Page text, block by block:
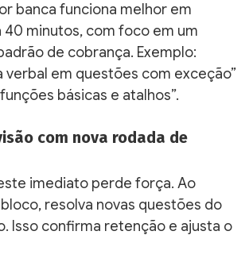
banca funciona melhor em
40 minutos, com foco em um
de cobrança. Exemplo:
verbal em questões com exceção”
básicas e atalhos”.
com nova rodada de
imediato perde força. Ao
resolva novas questões do
Isso confirma retenção e ajusta o